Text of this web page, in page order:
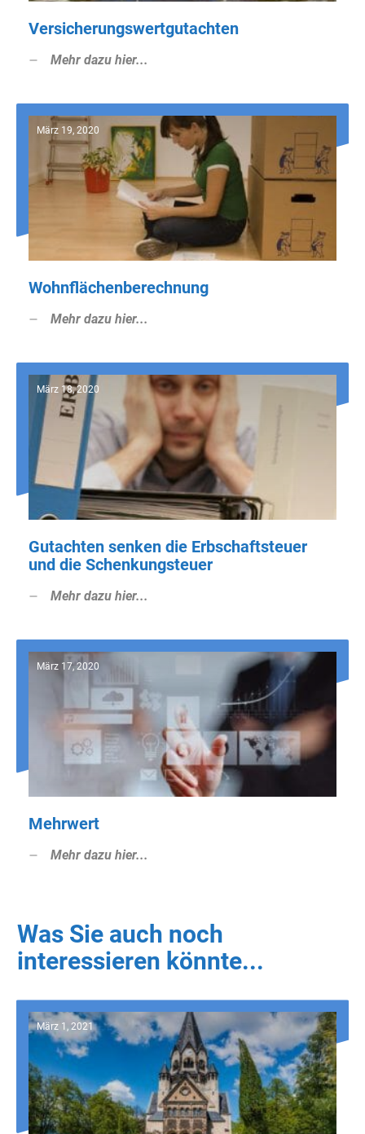
Versicherungswertgutachten
Mehr dazu hier...
März 19, 2020
Wohnflächenberechnung
Mehr dazu hier...
März 18, 2020
Gutachten senken die Erbschaftsteuer
und die Schenkungsteuer
Mehr dazu hier...
März 17, 2020
Mehrwert
Mehr dazu hier...
Was Sie auch noch
interessieren könnte...
März 1, 2021